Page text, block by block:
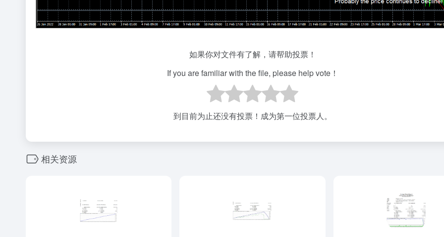
如果你对文件有了解，请帮助投票！
If you are familiar with the file, please help vote！
到目前为止还没有投票！成为第一位投票人。
相关资源